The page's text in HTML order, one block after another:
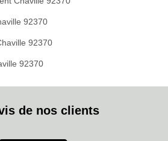
92370
92370
92370
de nos clients